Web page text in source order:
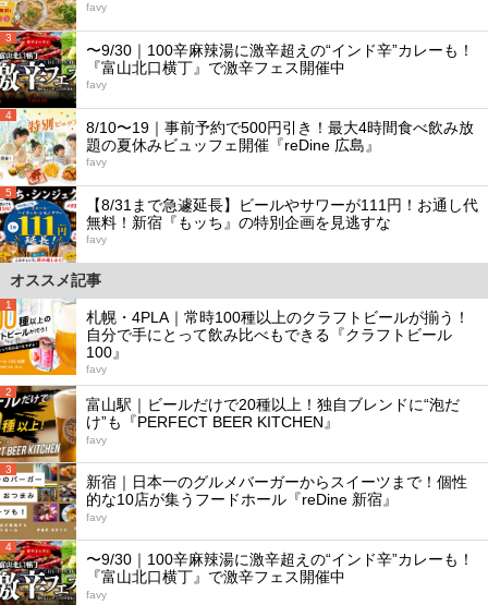
favy
3
〜9/30｜100辛麻辣湯に激辛超えの“インド辛”カレーも！
『富山北口横丁』で激辛フェス開催中
favy
4
8/10〜19｜事前予約で500円引き！最大4時間食べ飲み放
題の夏休みビュッフェ開催『reDine 広島』
favy
5
【8/31まで急遽延長】ビールやサワーが111円！お通し代
無料！新宿『もッち』の特別企画を見逃すな
favy
オススメ記事
1
札幌・4PLA｜常時100種以上のクラフトビールが揃う！
自分で手にとって飲み比べもできる『クラフトビール
100』
favy
2
富山駅｜ビールだけで20種以上！独自ブレンドに“泡だ
け”も『PERFECT BEER KITCHEN』
favy
3
新宿｜日本一のグルメバーガーからスイーツまで！個性
的な10店が集うフードホール『reDine 新宿』
favy
4
〜9/30｜100辛麻辣湯に激辛超えの“インド辛”カレーも！
『富山北口横丁』で激辛フェス開催中
favy